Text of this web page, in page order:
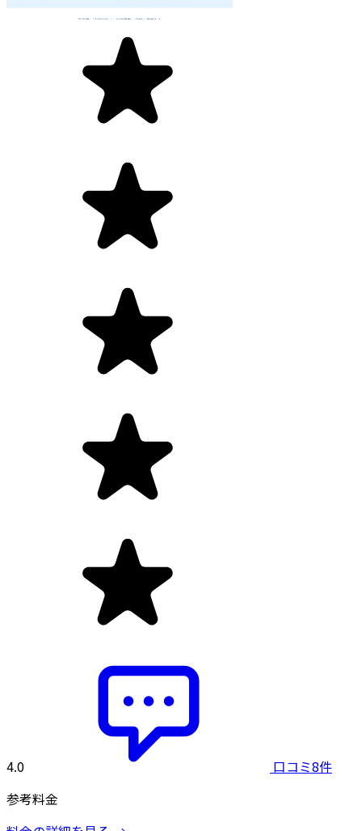
4.0
口コミ8件
参考料金